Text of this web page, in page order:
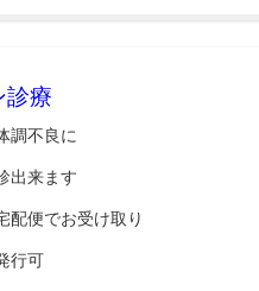
診療
調不良に
出来ます
配便でお受け取り
行可